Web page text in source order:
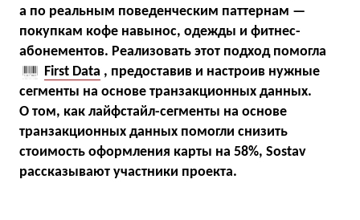
а по реальным поведенческим паттернам —
покупкам кофе навынос, одежды и фитнес-
абонементов. Реализовать этот подход помогла
First Data , предоставив и настроив нужные
сегменты на основе транзакционных данных.
О том, как лайфстайл-сегменты на основе
транзакционных данных помогли снизить
стоимость оформления карты на 58%, Sostav
рассказывают участники проекта.